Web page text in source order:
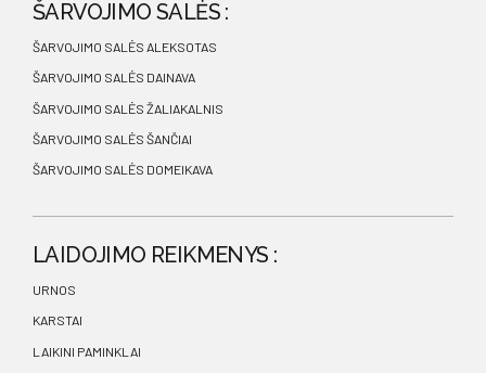
ŠARVOJIMO SALĖS :
ŠARVOJIMO SALĖS ALEKSOTAS
ŠARVOJIMO SALĖS DAINAVA
ŠARVOJIMO SALĖS ŽALIAKALNIS
ŠARVOJIMO SALĖS ŠANČIAI
ŠARVOJIMO SALĖS DOMEIKAVA
LAIDOJIMO REIKMENYS :
URNOS
KARSTAI
LAIKINI PAMINKLAI